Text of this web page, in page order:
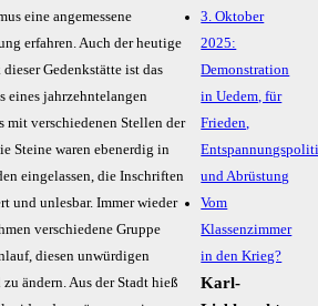
eine angemessene
erfahren. Auch der heutige
Gedenkstätte ist das
eines jahrzehntelangen
mit verschiedenen Stellen der
Steine waren ebenerdig in
eingelassen, die Inschriften
und unlesbar. Immer wieder
verschiedene Gruppe
diesen unwürdigen
zu ändern. Aus der Stadt hieß
3. Oktober
2025:
Demonstration
in Uedem, für
Frieden,
und Abrüstung
Vom
Klassenzimmer
in den Krieg?
Karl-